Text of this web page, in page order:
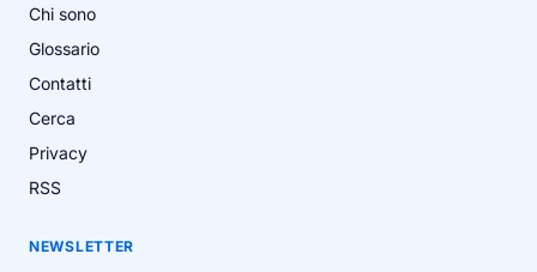
Chi sono
Glossario
Contatti
Cerca
Privacy
RSS
NEWSLETTER